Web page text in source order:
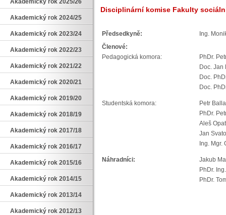
Akademický rok 2025/26
Akademický rok 2024/25
Akademický rok 2023/24
Akademický rok 2022/23
Akademický rok 2021/22
Akademický rok 2020/21
Akademický rok 2019/20
Akademický rok 2018/19
Akademický rok 2017/18
Akademický rok 2016/17
Akademický rok 2015/16
Akademický rok 2014/15
Akademický rok 2013/14
Akademický rok 2012/13
Disciplinární komise Fakulty
Předsedkyně:
Ing.
Členové:
Pedagogická komora:
PhDr.
Doc. Jan
Doc.
Doc.
Studentská komora:
Petr
PhDr.
Aleš
Jan
Ing.
Náhradníci:
Jakub
PhDr.
PhDr.